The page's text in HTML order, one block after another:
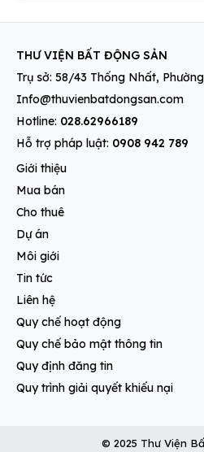
THƯ VIỆN BẤT ĐỘNG SẢN
Trụ sở: 58/43 Thống Nhất,
Info@thuvienbatdongsan.com
Hotline: 028.62966189
Hỗ trợ pháp luật: 0908 942 789
Giới thiệu
Mua bán
Cho thuê
Dự án
Môi giới
Tin tức
Liên hệ
Quy chế hoạt động
Quy chế bảo mật thông tin
Quy định đăng tin
Quy trình giải quyết khiếu nại
© 2025 Thư Viện